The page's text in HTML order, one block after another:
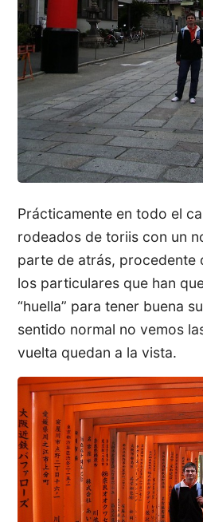
Prácticamente en todo el
rodeados de toriis con un
parte de atrás, procedente
los particulares que han
“huella” para tener buena
sentido normal no vemos
vuelta quedan a la vista.